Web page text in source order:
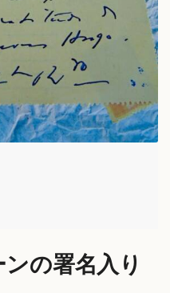
の署名入り